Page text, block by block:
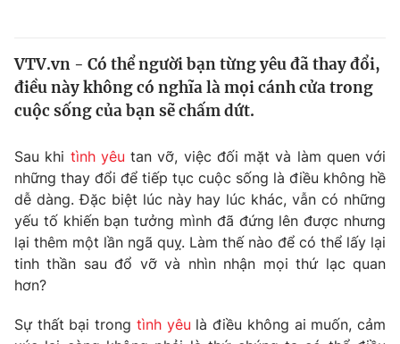
Thế giới
Tin tức
Câu chuyện quốc tế
Kinh tế
Tài chính
Thị trường
Góc doanh nghiệp
Dữ liệu và đời sống
Truyền hình
Phim VTV
Nhân vật
Giải trí
Điện ảnh
Đời sống
VTV.vn - Có thể người bạn từng yêu đã thay đổi,
điều này không có nghĩa là mọi cánh cửa trong
cuộc sống của bạn sẽ chấm dứt.
Sau khi tình yêu tan vỡ, việc đối mặt và làm quen với
những thay đổi để tiếp tục cuộc sống là điều không hề
dễ dàng. Đặc biệt lúc này hay lúc khác, vẫn có những
yếu tố khiến bạn tưởng mình đã đứng lên được nhưng
lại thêm một lần ngã quỵ. Làm thế nào để có thể lấy lại
tinh thần sau đổ vỡ và nhìn nhận mọi thứ lạc quan
hơn?
Sự thất bại trong tình yêu là điều không ai muốn, cảm